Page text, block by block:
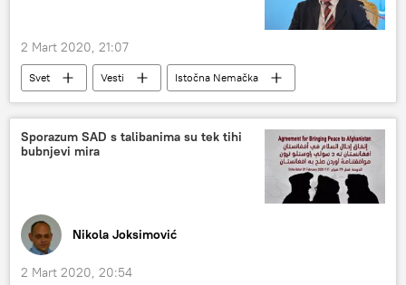
2 Mart 2020, 21:07
Svet Vesti
Istočna Nemačka
Mihail Gorbačov
Evropa
Sporazum SAD s talibanima su tek tihi
bubnjevi mira
Nikola Joksimović
2 Mart 2020, 20:54